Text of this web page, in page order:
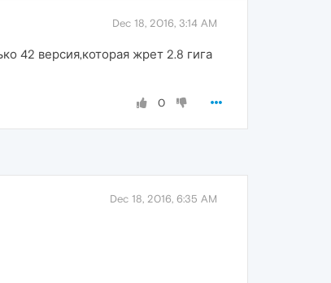
Dec 18, 2016, 3:14 AM
42 версия,которая жрет 2.8 гига
0
Dec 18, 2016, 6:35 AM